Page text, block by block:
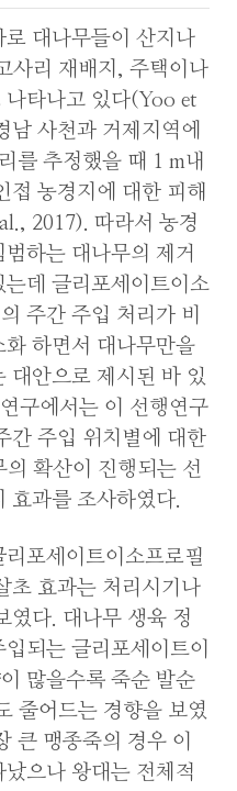
대나무들이 산지나
사리 재배지, 주택이나
타나고 있다(Yoo et
사천과 거제지역에
를 추정했을 때 1 m내
접 농경지에 대한 피해
2017). 따라서 농경
하는 대나무의 제거
데 글리포세이트이소
주간 주입 처리가 비
하면서 대나무만을
대안으로 제시된 바 있
구에서는 이 선행연구
간 주입 위치별에 대한
확산이 진행되는 선
효과를 조사하였다.
포세이트이소프로필
초 효과는 처리시기나
였다. 대나무 생육 정
되는 글리포세이트이
많을수록 죽순 발순
줄어드는 경향을 보였
큰 맹종죽의 경우 이
으나 왕대는 전체적